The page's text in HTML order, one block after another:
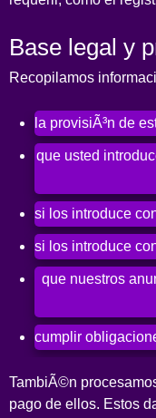
Base legal y
Recopilamos
la provisiÃ³n de
que usted
si los introduce
si los introduce
que nuestros
cumplir
TambiÃ©n
pago de ellos. Estos